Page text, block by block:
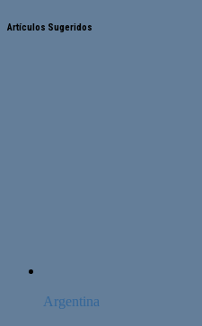
Artículos Sugeridos
Argentina